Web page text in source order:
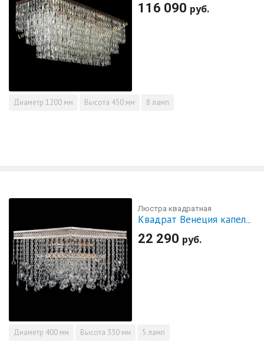
116 090 руб.
Диаметр 1200 мм Высота 450 мм 8 ламп
Люстра квадратная
Квадрат Венеция капель №5
22 290 руб.
Диаметр 400 мм Высота 330 мм 5 ламп